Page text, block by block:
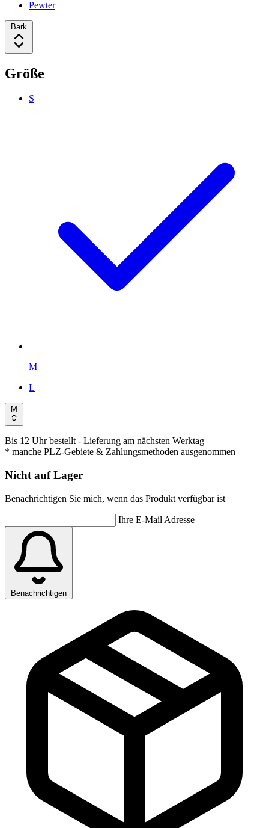
Pewter
Bark
Größe
S
M
L
M
Bis 12 Uhr bestellt- Lieferung am nächsten Werktag
* manche PLZ-Gebiete & Zahlungsmethoden ausgenommen
Nicht auf Lager
Benachrichtigen Sie mich, wenn das Produkt verfügbar ist
Ihre E-Mail Adresse
Benachrichtigen